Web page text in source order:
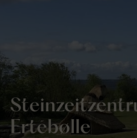
Ertebølle